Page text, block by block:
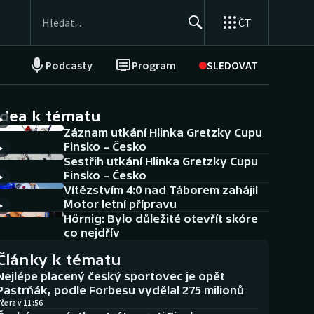
ČT
Podcasty Program SLEDOVAT
NEPŘEHLÉDNĚTE
Historické návraty
Aplikace ČT sport
AZ kvíz
k tématu
Záznam utkání Hlinka Gretzky Cupu
Finsko – Česko
Sestřih utkání Hlinka Gretzky Cupu
Finsko – Česko
Vítězstvím 4:0 nad Táborem zahájil
Motor letní přípravu
Hörnig: Bylo důležité otevřít skóre
co nejdřív
k tématu
placený český sportovec je opět
podle Forbesu vydělal 275 milionů
v 11:56